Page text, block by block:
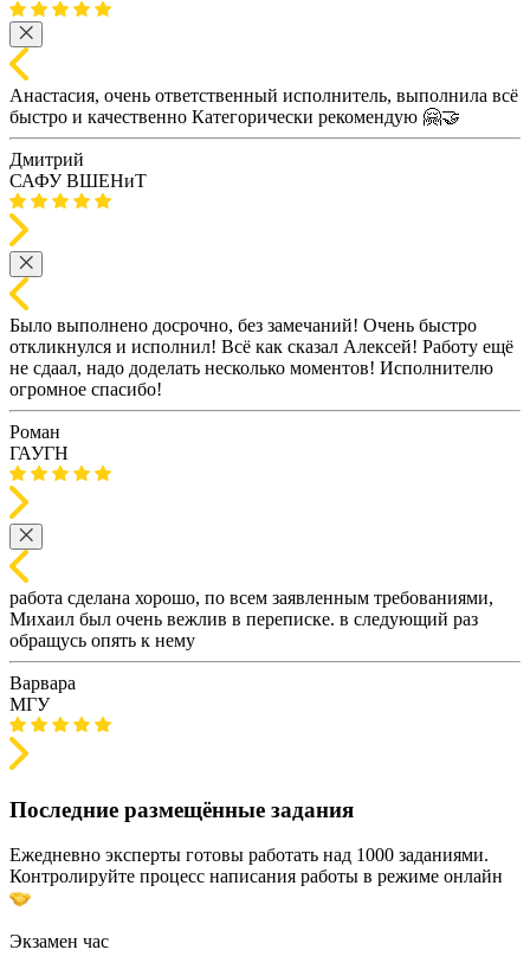
Анастасия, очень ответственный исполнитель, выполнила всё
быстро и качественно Категорически рекомендую 🤗🤝
Дмитрий
САФУ ВШЕНиТ
Было выполнено досрочно, без замечаний! Очень быстро
откликнулся и исполнил! Всё как сказал Алексей! Работу ещё
не сдаал, надо доделать несколько моментов! Исполнителю
огромное спасибо!
Роман
ГАУГН
работа сделана хорошо, по всем заявленным требованиями,
Михаил был очень вежлив в переписке. в следующий раз
обращусь опять к нему
Варвара
МГУ
Последние размещённые задания
Ежедневно эксперты готовы работать над 1000 заданиями.
Контролируйте процесс написания работы в режиме онлайн
Экзамен час